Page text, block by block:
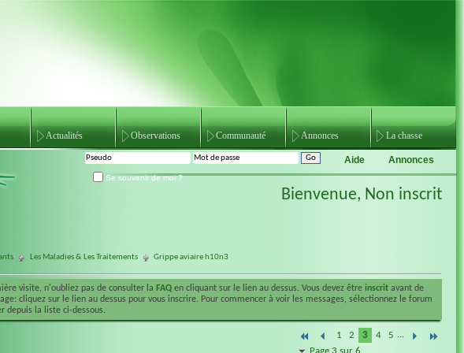
Actualités Observations Communauté Annonces La chasse
Annonces
Aide
Se souvenir de moi ?
Bienvenue, Non inscrit
Les Maladies & Les Traitements Grippe aviaire h10n3
visite, n'oubliez pas de consulter la FAQ en cliquant sur le lien au dessus. Vous devez être inscrit avant de
cliquez sur le lien au dessus pour vous inscrire. Pour commencer à voir les messages, sélectionnez le forum
depuis la liste ci-dessous.
1 2 3 4 5 ...